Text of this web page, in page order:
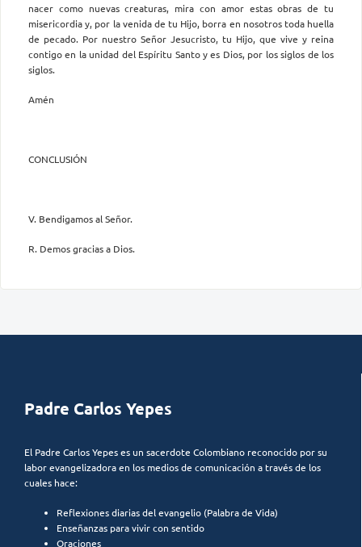
nacer como nuevas creaturas, mira con amor estas obras de tu
misericordia y, por la venida de tu Hijo, borra en nosotros toda huella
de pecado. Por nuestro Señor Jesucristo, tu Hijo, que vive y reina
contigo en la unidad del Espíritu Santo y es Dios, por los siglos de los
siglos.
Amén
CONCLUSIÓN
V. Bendigamos al Señor.
R. Demos gracias a Dios.
Padre Carlos Yepes
El Padre Carlos Yepes es un sacerdote Colombiano reconocido por su
labor evangelizadora en los medios de comunicación a través de los
cuales hace:
Reflexiones diarias del evangelio (Palabra de Vida)
Enseñanzas para vivir con sentido
Oraciones